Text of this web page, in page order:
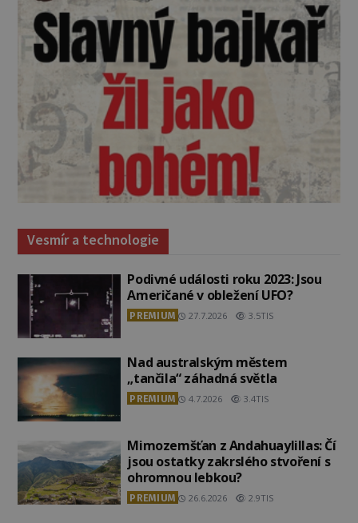
Vesmír a technologie
Podivné události roku 2023: Jsou
Američané v obležení UFO?
PREMIUM 27.7.2026 3.5TIS
Nad australským městem
„tančila“ záhadná světla
PREMIUM 4.7.2026 3.4TIS
Mimozemšťan z Andahuaylillas: Čí
jsou ostatky zakrslého stvoření s
ohromnou lebkou?
PREMIUM 26.6.2026 2.9TIS